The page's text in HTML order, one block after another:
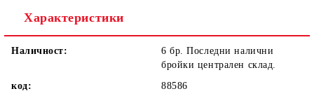
Характеристики
Наличност:
6 бр. Последни налични
бройки централен склад.
код:
88586